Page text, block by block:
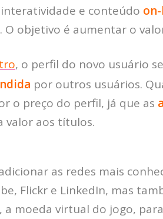
e conteúdo
O objetivo é aumentar o
, o perfil do novo usuário
por outros usuários.
o preço do perfil, já que as
valor aos títulos.
as redes mais
Flickr e LinkedIn, mas
, a moeda virtual do jogo,